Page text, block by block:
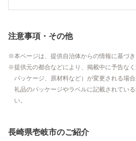
注意事項・その他
本ページは、提供自治体からの情報に基づき
提供元の都合などにより、掲載中に予告な
パッケージ、原材料など）が変更される場
礼品のパッケージやラベルに記載されてい
い。
長崎県壱岐市のご紹介